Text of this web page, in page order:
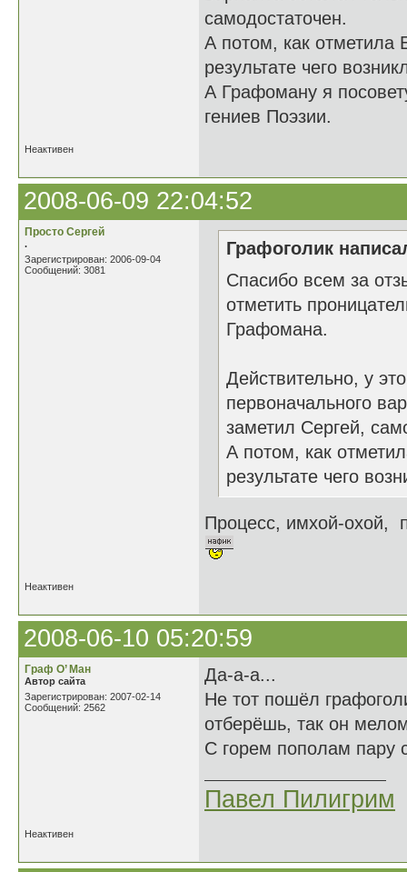
самодостаточен.
А потом, как
результате чего
А Графоману я
гениев Поэзии.
Неактивен
2008-06-09 22:04:52
Просто Сергей
.
Зарегистрирован: 2006-09-04
Сообщений: 3081
Графоголик
Спасибо всем за
отметить
Графомана.
Действительно, у
первоначального
заметил Сергей,
А потом, как
результате чего
Процесс, имхой-охой,
Неактивен
2008-06-10 05:20:59
Граф О’ Ман
Автор сайта
Зарегистрирован: 2007-02-14
Сообщений: 2562
Да-а-а...
Не тот пошёл
отберёшь, так он
С горем пополам пару
Павел Пилигрим
Неактивен